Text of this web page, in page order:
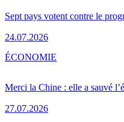
Sept pays votent contre le
24.07.2026
Merci la Chine : elle a sauvé
27.07.2026
ÉCONOMIE